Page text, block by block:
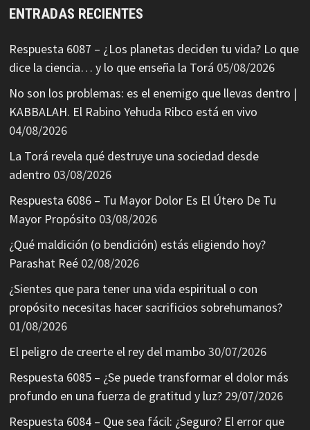
ENTRADAS RECIENTES
Respuesta 6087 – ¿Los planetas deciden tu vida? Lo que
dice la ciencia… y lo que enseña la Torá 05/08/2026
No son los problemas: es el enemigo que llevas dentro |
KABBALAH. El Rabino Yehuda Ribco está en vivo
04/08/2026
La Torá revela qué destruye una sociedad desde
adentro 03/08/2026
Respuesta 6086 – Tu Mayor Dolor Es El Útero De Tu
Mayor Propósito 03/08/2026
¿Qué maldición (o bendición) estás eligiendo hoy?
Parashat Reé 02/08/2026
¿Sientes que para tener una vida espiritual o con
propósito necesitas hacer sacrificios sobrehumanos?
01/08/2026
El peligro de creerte el rey del mambo 30/07/2026
Respuesta 6085 – ¿Se puede transformar el dolor más
profundo en una fuerza de gratitud y luz? 29/07/2026
Respuesta 6084 – Que sea fácil: ¿Seguro? El error que